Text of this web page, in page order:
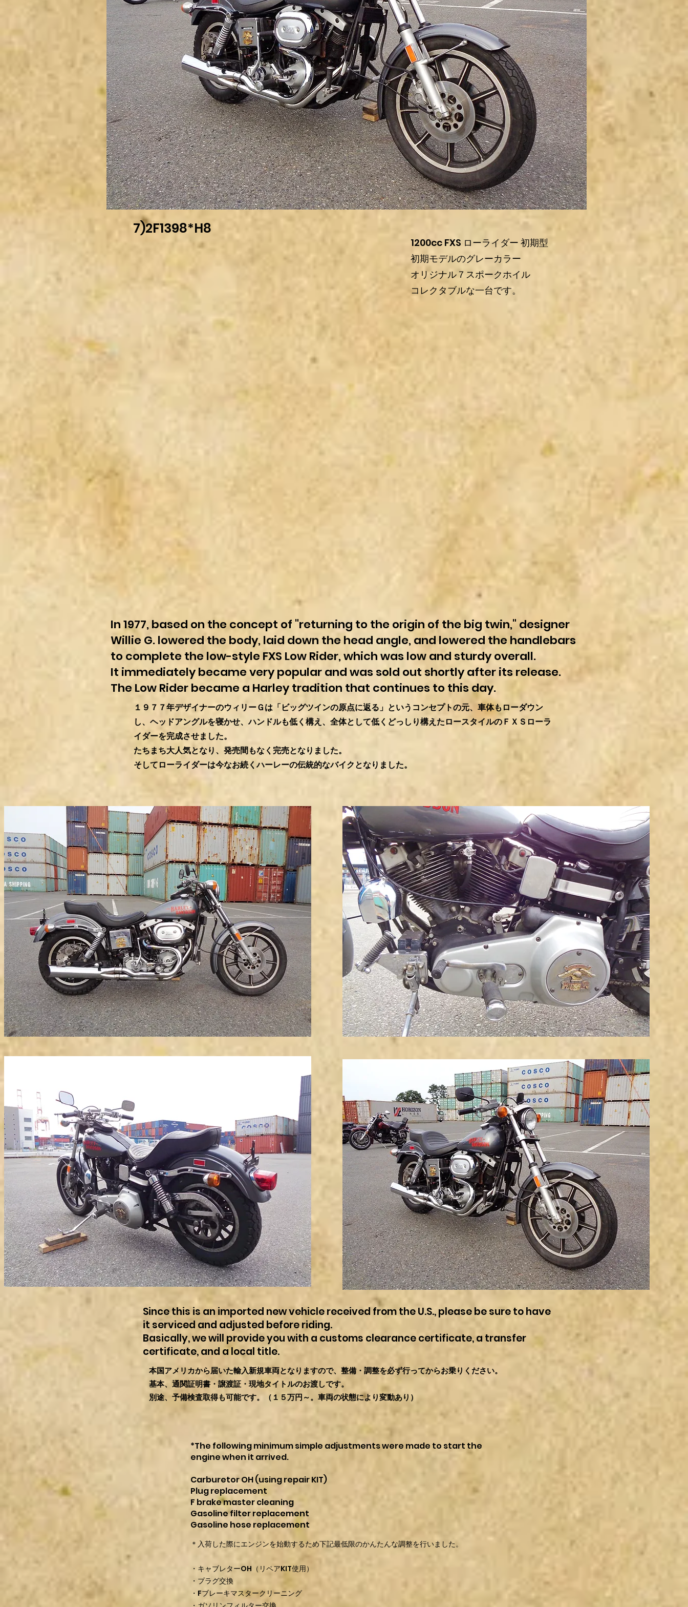
7)2F1398*H8
1200cc FXS ローライダー 初期型
初期モデルのグレーカラー
オリジナル７スポークホイル
コレクタブルな一台です。
In 1977, based on the concept of "returning to the origin of the big twin," designer
Willie G. lowered the body, laid down the head angle, and lowered the handlebars
to complete the low-style FXS Low Rider, which was low and sturdy overall.
It immediately became very popular and was sold out shortly after its release.
The Low Rider became a Harley tradition that continues to this day.
１９７７年デザイナーのウィリーＧは「ビッグツインの原点に返る」というコンセプトの元、車体もローダウン
し、ヘッドアングルを寝かせ、ハンドルも低く構え、全体として低くどっしり構えたロースタイルのＦＸＳローラ
イダーを完成させました。
たちまち大人気となり、発売間もなく完売となりました。
そしてローライダーは今なお続くハーレーの伝統的なバイクとなりました。
Since this is an imported new vehicle received from the U.S., please be sure to have
it serviced and adjusted before riding.
Basically, we will provide you with a customs clearance certificate, a transfer
certificate, and a local title.
本国アメリカから届いた輸入新規車両となりますので、整備・調整を必ず行ってからお乗りください。
基本、通関証明書・譲渡証・現地タイトルのお渡しです。
別途、予備検査取得も可能です。（１５万円～。車両の状態により変動あり）
＊入荷した際にエンジンを始動するため下記最低限のかんたんな調整を行いました。
・キャブレターOH（リペアKIT使用）
・プラグ交換
・Fブレーキマスタークリーニング
*The following minimum simple adjustments were made to start the
engine when it arrived.
Carburetor OH (using repair KIT)
Plug replacement
F brake master cleaning
Gasoline filter replacement
Gasoline hose replacement